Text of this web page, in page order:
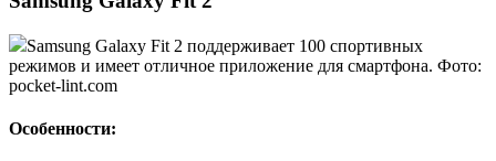
Samsung Galaxy Fit 2 поддерживает 100 спортивных
режимов и имеет отличное приложение для смартфона. Фото:
pocket-lint.com
Особенности: